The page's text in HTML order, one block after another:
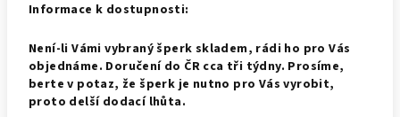
Informace k dostupnosti:
Není-li Vámi vybraný šperk skladem, rádi ho pro Vás
objednáme. Doručení do ČR cca tři týdny. Prosíme,
berte v potaz, že šperk je nutno pro Vás vyrobit,
proto delší dodací lhůta.